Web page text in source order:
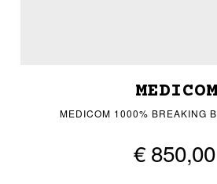
MEDICOM
MEDICOM 1000% BREAKING
€ 850,00